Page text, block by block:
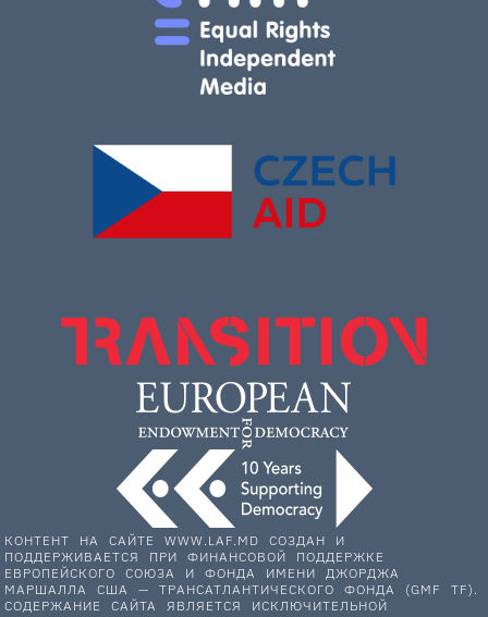
КОНТЕНТ НА САЙТЕ WWW.LAF.MD СОЗДАН И
ПОДДЕРЖИВАЕТСЯ ПРИ ФИНАНСОВОЙ ПОДДЕРЖКЕ
ЕВРОПЕЙСКОГО СОЮЗА И ФОНДА ИМЕНИ ДЖОРДЖА
МАРШАЛЛА США — ТРАНСАТЛАНТИЧЕСКОГО ФОНДА (GMF TF).
СОДЕРЖАНИЕ САЙТА ЯВЛЯЕТСЯ ИСКЛЮЧИТЕЛЬНОЙ